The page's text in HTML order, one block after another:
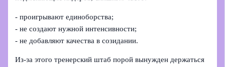
- проигрывают единоборства;
- не создают нужной интенсивности;
- не добавляют качества в созидании.
Из-за этого тренерский штаб порой вынужден держаться